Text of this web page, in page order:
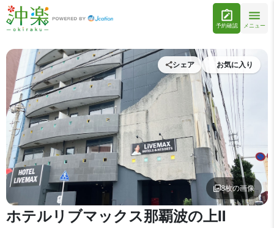
予約確認 メニュー
外観の写真を拡大表示
シェア お気に入り
8枚の画像
ホテルリブマックス那覇波の上Ⅱ